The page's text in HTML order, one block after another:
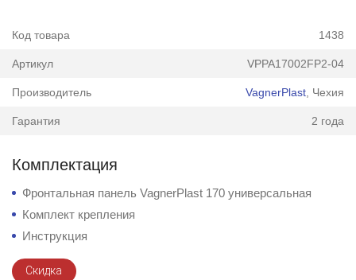
Код товара 1438
Артикул VPPA17002FP2-04
Производитель VagnerPlast , Чехия
Гарантия 2 года
Комплектация
Фронтальная панель VagnerPlast 170 универсальная
Комплект крепления
Инструкция
Скидка